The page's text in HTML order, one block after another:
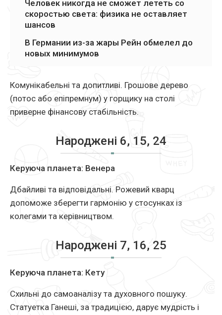
Человек никогда не сможет лететь со
скоростью света: физика не оставляет
шансов
В Германии из-за жары Рейн обмелел до
новых минимумов
Комунікабельні та допитливі. Грошове дерево
(потос або епіпремнум) у горщику на столі
приверне фінансову стабільність.
Народжені 6, 15, 24
Керуюча планета: Венера
Дбайливі та відповідальні. Рожевий кварц
допоможе зберегти гармонію у стосунках із
колегами та керівництвом.
Народжені 7, 16, 25
Керуюча планета: Кету
Схильні до самоаналізу та духовного пошуку.
Статуетка Ганеші, за традицією, дарує мудрість і